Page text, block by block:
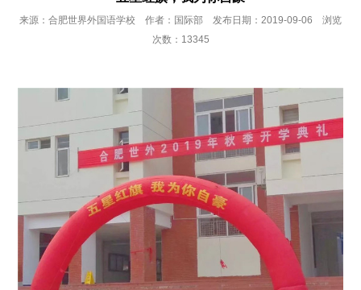
来源：合肥世界外国语学校 作者：国际部 发布日期：2019-09-06 浏览
次数：13345